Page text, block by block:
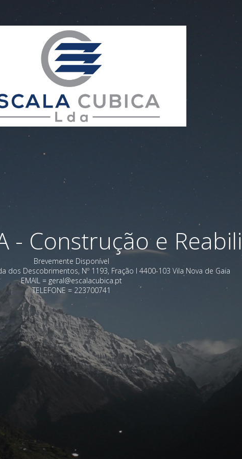
- Construção e
Brevemente Disponível
dos Descobrimentos, Nº 1193, Fração I 4400-103 Vila Nova de Gaia
EMAIL = geral@escalacubica.pt
TELEFONE = 223700741